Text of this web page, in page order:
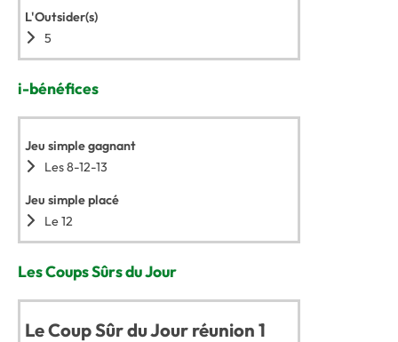
L'Outsider(s)
5
i-bénéfices
Jeu simple gagnant
Les 8-12-13
Jeu simple placé
Le 12
Les Coups Sûrs du Jour
Le Coup Sûr du Jour réunion 1